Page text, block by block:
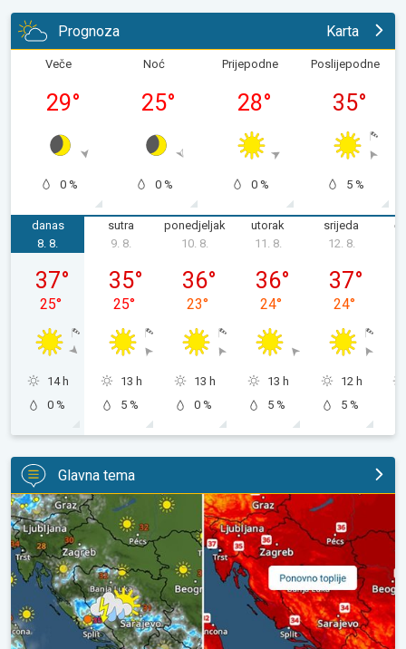
Prognoza Karta
Veče
29°
0 %
Noć
25°
0 %
Prijepodne
28°
0 %
Poslijepodne
35°
5 %
danas
subota, 08. 08.
8. 8.
37°
25°
14 h
0 %
sutra
9. 8.
35°
25°
13 h
5 %
ponedjeljak
10. 8.
36°
23°
13 h
0 %
utorak
11. 8.
36°
24°
13 h
5 %
srijeda
12. 8.
37°
24°
12 h
5 %
Glavna tema
Pljuskovi ponegdje, od nedjelje preko 35°C. Stabilnija iduća